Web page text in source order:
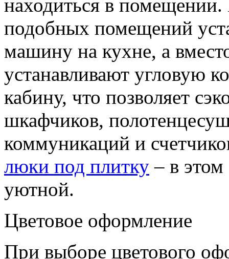
находиться в помещении.
подобных помещений
машину на кухне, а
устанавливают угловую
кабину, что позволяет
шкафчиков,
коммуникаций и
люки под плитку – в этом
уютной.
Цветовое оформление
При выборе цветового